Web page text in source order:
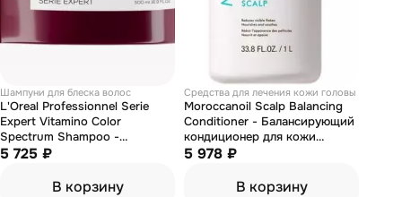
Шампуни для блеска волос
L'Oreal Professionnel Serie
Expert Vitamino Color
Spectrum Shampoo -
Бессульфатный шампунь
5 725 ₽
В корзину
Средства для лечения кожи головы
Moroccanoil Scalp Balancing
Conditioner - Балансирующий
кондиционер для кожи
головы 1000 мл
5 978 ₽
В корзину